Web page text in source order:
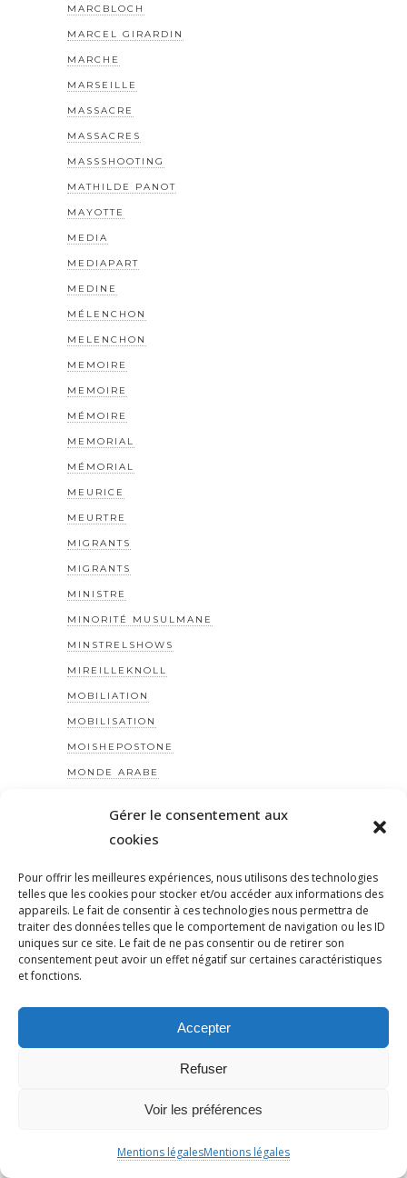
Gérer le consentement aux
cookies
Pour offrir les meilleures expériences, nous utilisons des technologies
telles que les cookies pour stocker et/ou accéder aux informations des
appareils. Le fait de consentir à ces technologies nous permettra de
traiter des données telles que le comportement de navigation ou les ID
uniques sur ce site. Le fait de ne pas consentir ou de retirer son
consentement peut avoir un effet négatif sur certaines caractéristiques
et fonctions.
Accepter
Refuser
Voir les préférences
Mentions légalesMentions légales
MARCBLOCH
MARCEL GIRARDIN
MARCHE
MARSEILLE
MASSACRE
MASSACRES
MASSSHOOTING
MATHILDE PANOT
MAYOTTE
MEDIA
MEDIAPART
MEDINE
MÉLENCHON
MELENCHON
MEMOIRE
MEMOIRE
MÉMOIRE
MEMORIAL
MÉMORIAL
MEURICE
MEURTRE
MIGRANTS
MIGRANTS
MINISTRE
MINORITÉ MUSULMANE
MINSTRELSHOWS
MIREILLEKNOLL
MOBILIATION
MOBILISATION
MOISHEPOSTONE
MONDE ARABE
MONTROUGE
MOSQUEE
MOYEN
MUSK
MUSULMAN
NAHEL
NANTERRE
NAZISME
NÉGROPHOBIE